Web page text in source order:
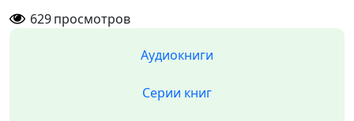
629просмотров
Аудиокниги
Серии книг